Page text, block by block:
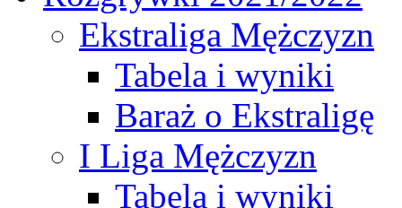
Ekstraliga Mężczyzn
Tabela i wyniki
Baraż o Ekstraligę
I Liga Mężczyzn
Tabela i wyniki